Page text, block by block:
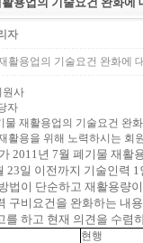
자
활용업의 기술요건 완화에
원사
자
물 재활용업의 기술요건 완
활용을 위해 노력하시는 회
2011년 7월 폐기물 재활
23일 이전까지 기술인력 1
법이 단순하고 재활용량
구비요건을 완화하는 내
를 하고 현재 의견을 수렴
현행